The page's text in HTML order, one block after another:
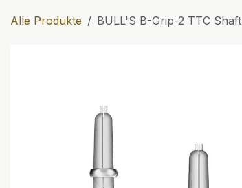
Alle Produkte BULL'S B-Grip-2 TTC Shaft